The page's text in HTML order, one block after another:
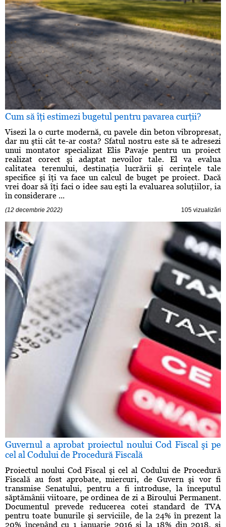
Cum să îţi estimezi bugetul pentru pavarea curţii?
Visezi la o curte modernă, cu pavele din beton vibropresat,
dar nu ştii cât te-ar costa? Sfatul nostru este să te adresezi
unui montator specializat Elis Pavaje pentru un proiect
realizat corect şi adaptat nevoilor tale. El va evalua
calitatea terenului, destinaţia lucrării şi cerinţele tale
specifice şi îţi va face un calcul de buget pe proiect. Dacă
vrei doar să îţi faci o idee sau eşti la evaluarea soluţiilor, ia
în considerare ...
(12 decembrie 2022) 105 vizualizări
Guvernul a aprobat proiectul noului Cod Fiscal şi pe
cel al Codului de Procedură Fiscală
Proiectul noului Cod Fiscal şi cel al Codului de Procedură
Fiscală au fost aprobate, miercuri, de Guvern şi vor fi
transmise Senatului, pentru a fi introduse, la începutul
săptămânii viitoare, pe ordinea de zi a Biroului Permanent.
Documentul prevede reducerea cotei standard de TVA
pentru toate bunurile şi serviciile, de la 24% în prezent la
20% începând cu 1 ianuarie 2016 şi la 18% din 2018, şi